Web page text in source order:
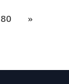
80 »